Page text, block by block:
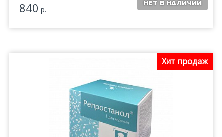
840 р.
Хит продаж